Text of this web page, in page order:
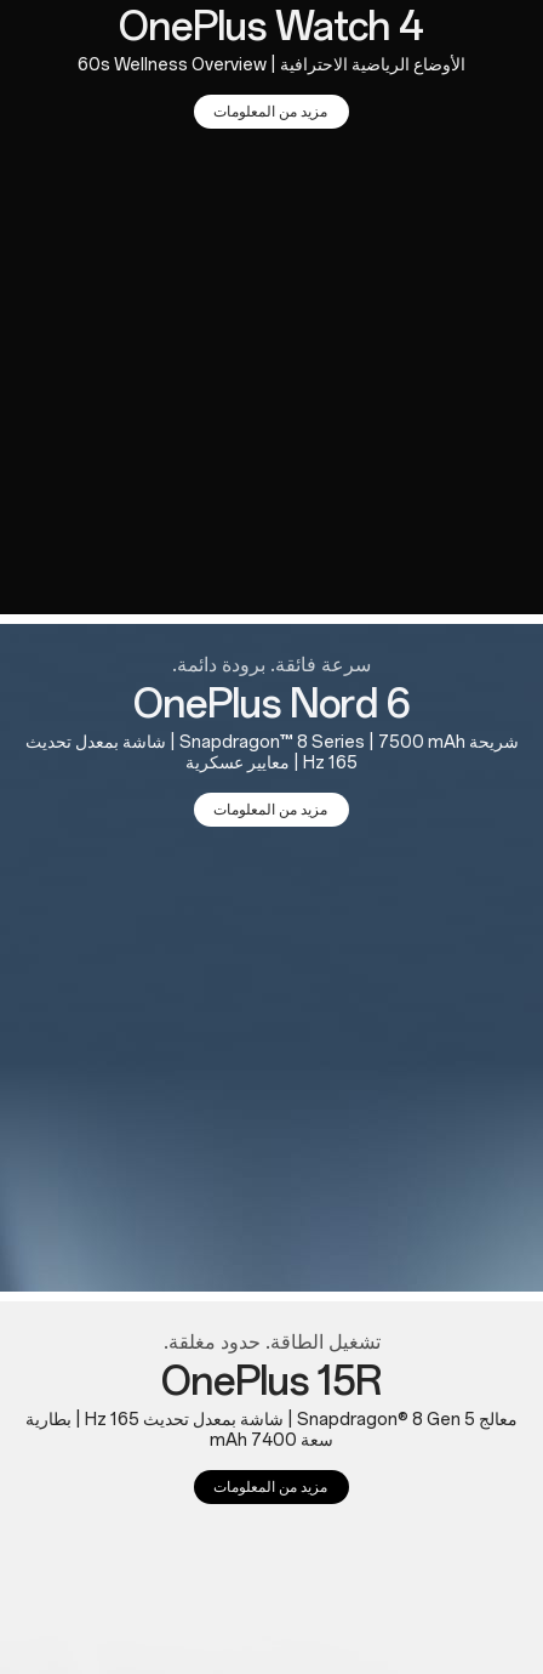
OnePlus Watch 4
الأوضاع الرياضية الاحترافية | 60s Wellness Overview
مزيد من المعلومات
سرعة فائقة. برودة دائمة.
OnePlus Nord 6
شريحة Snapdragon™ 8 Series | 7500 mAh | شاشة بمعدل تحديث
165 Hz | معايير عسكرية
مزيد من المعلومات
تشغيل الطاقة. حدود مغلقة.
OnePlus 15R
معالج Snapdragon® 8 Gen 5 | شاشة بمعدل تحديث 165 Hz | بطارية
سعة 7400 mAh
مزيد من المعلومات